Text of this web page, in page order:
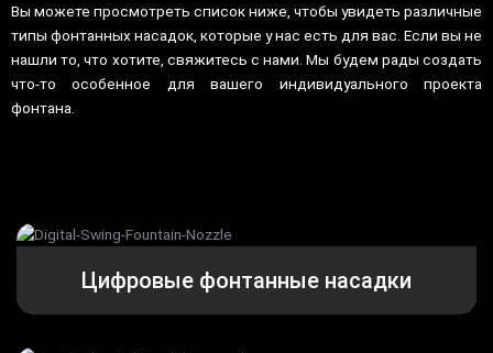
Вы можете просмотреть список ниже, чтобы увидеть различные
типы фонтанных насадок, которые у нас есть для вас. Если вы не
нашли то, что хотите, свяжитесь с нами. Мы будем рады создать
что-то особенное для вашего индивидуального проекта
фонтана.
Цифровые фонтанные насадки